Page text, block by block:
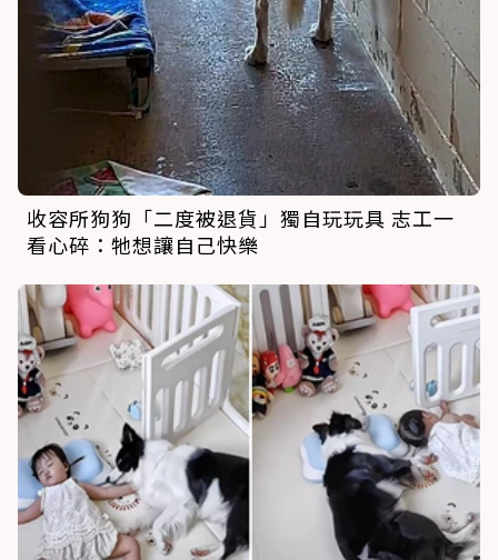
收容所狗狗「二度被退貨」獨自玩玩具 志工一
看心碎：牠想讓自己快樂